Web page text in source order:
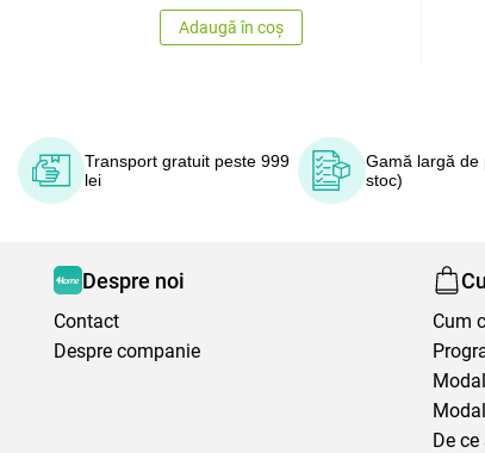
Adaugă în coș
Transport gratuit peste 999
lei
Gamă largă de
stoc)
Despre noi
Contact
Despre companie
Cum
De